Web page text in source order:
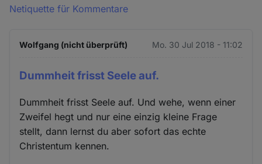
Netiquette für Kommentare
Wolfgang (nicht überprüft) Mo. 30 Jul 2018 - 11:02
Dummheit frisst Seele auf.
Dummheit frisst Seele auf. Und wehe, wenn einer
Zweifel hegt und nur eine einzig kleine Frage
stellt, dann lernst du aber sofort das echte
Christentum kennen.